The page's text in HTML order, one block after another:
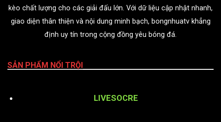
kèo chất lượng cho các giải đấu lớn. Với dữ liệu cập nhật nhanh,
giao diện thân thiện và nội dung minh bạch, bongnhuatv khẳng
định uy tín trong cộng đồng yêu bóng đá.
SẢN PHẨM NỔI TRỘI
LIVESOCRE